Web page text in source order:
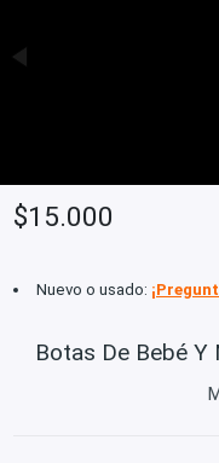
$15.000
Nuevo o usado:
Botas De Bebé Y